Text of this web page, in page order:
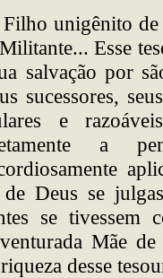
unigênito
Esse
salvação por
sucessores,
e
a
Deus se
se tivessem
Mãe
desse